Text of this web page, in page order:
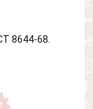
8644-68.